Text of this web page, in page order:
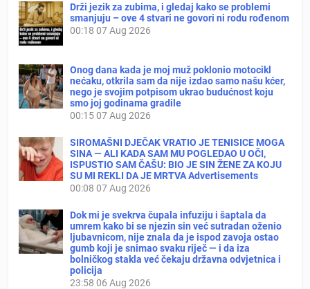
Drži jezik za zubima, i gledaj kako se problemi
smanjuju – ove 4 stvari ne govori ni rodu rođenom
00:18 07 Aug 2026
Onog dana kada je moj muž poklonio motocikl
nećaku, otkrila sam da nije izdao samo našu kćer,
nego je svojim potpisom ukrao budućnost koju
smo joj godinama gradile
00:1507 Aug 2026
SIROMAŠNI DJEČAK VRATIO JE TENISICE MOGA
SINA — ALI KADA SAM MU POGLEDAO U OČI,
ISPUSTIO SAM ČAŠU: BIO JE SIN ŽENE ZA KOJU
SU MI REKLI DA JE MRTVA Advertisements
00:08 07 Aug 2026
Dok mi je svekrva čupala infuziju i šaptala da
umrem kako bi se njezin sin već sutradan oženio
ljubavnicom, nije znala da je ispod zavoja ostao
gumb koji je snimao svaku riječ — i da iza
bolničkog stakla već čekaju državna odvjetnica i
policija
23:58 06 Aug 2026